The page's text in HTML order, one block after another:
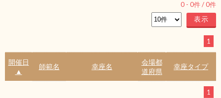
0 - 0件 /0件
1
開催日
▲
師範名 幸座名
会場都
道府県
幸座タイプ
1